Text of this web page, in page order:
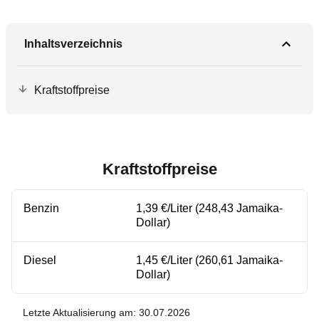
Inhaltsverzeichnis
Kraftstoffpreise
Kraftstoffpreise
Benzin
1,39 €/Liter (248,43 Jamaika-
Dollar)
Diesel
1,45 €/Liter (260,61 Jamaika-
Dollar)
Letzte Aktualisierung am: 30.07.2026